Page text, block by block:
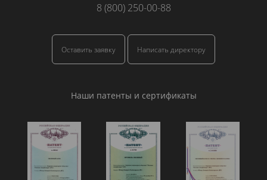
8 (800) 250-00-88
Оставить заявку Написать директору
Наши патенты и сертификаты